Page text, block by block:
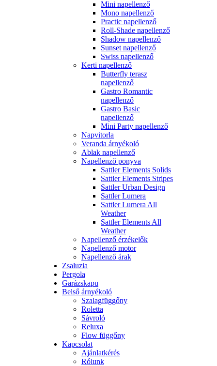
Mini napellenző
Mono napellenző
Practic napellenző
Roll-Shade napellenző
Shadow napellenző
Sunset napellenző
Swiss napellenző
Kerti napellenző
Butterfly terasz
napellenző
Gastro Romantic
napellenző
Gastro Basic
napellenző
Mini Party napellenző
Napvitorla
Veranda árnyékoló
Ablak napellenző
Napellenző ponyva
Sattler Elements Solids
Sattler Elements Stripes
Sattler Urban Design
Sattler Lumera
Sattler Lumera All
Weather
Sattler Elements All
Weather
Napellenző érzékelők
Napellenző motor
Napellenző árak
Zsaluzia
Pergola
Garázskapu
Belső árnyékoló
Szalagfüggőny
Roletta
Sávroló
Reluxa
Flow függőny
Kapcsolat
Ajánlatkérés
Rólunk